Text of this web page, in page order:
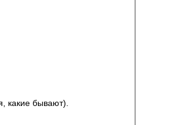
какие бывают).